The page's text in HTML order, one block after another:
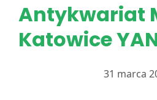
Antykwariat
Katowice
31 marca